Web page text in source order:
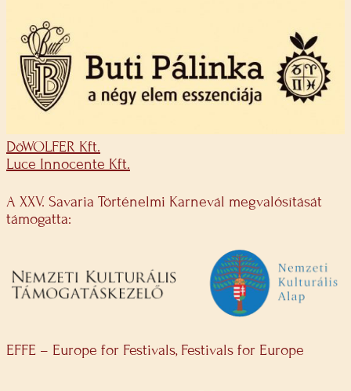
DöWOLFER Kft.
Luce Innocente Kft.
A XXV. Savaria Történelmi Karnevál megvalósítását
támogatta:
EFFE – Europe for Festivals, Festivals for Europe